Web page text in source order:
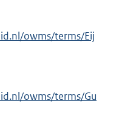
owms/terms/Eij
owms/terms/Gu